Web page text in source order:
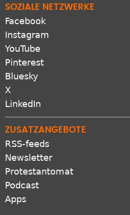
SOZIALE NETZWERKE
Facebook
Instagram
YouTube
Pinterest
Bluesky
X
LinkedIn
ZUSATZANGEBOTE
RSS-feeds
Newsletter
Protestantomat
Podcast
Apps